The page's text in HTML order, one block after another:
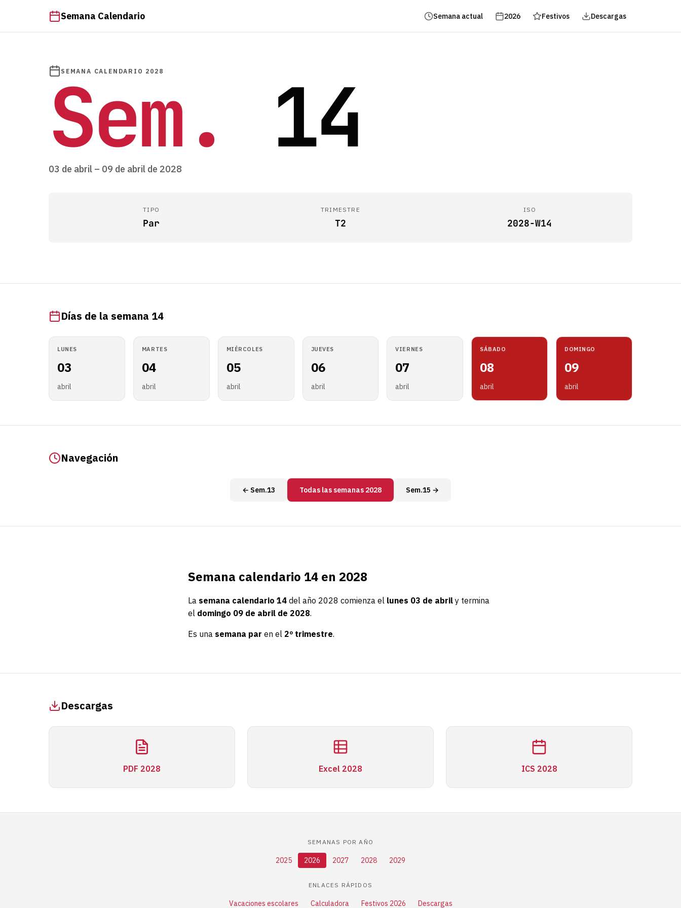
Semana Calendario Semana actual 2026 Festivos Descargas
SEMANA CALENDARIO 2028
Sem. 14
03 de abril – 09 de abril de 2028
TIPO
Par
TRIMESTRE
T2
ISO
2028-W14
Días de la semana 14
LUNES
03
abril
MARTES
04
abril
MIÉRCOLES
05
abril
JUEVES
06
abril
VIERNES
07
abril
SÁBADO
08
abril
DOMINGO
09
abril
Navegación
← Sem.13 Todas las semanas 2028 Sem.15 →
Semana calendario 14 en 2028
La semana calendario 14 del año 2028 comienza el lunes 03 de abril y termina
el domingo 09 de abril de 2028.
Es una semana par en el 2º trimestre.
Descargas
PDF 2028 Excel 2028 ICS 2028
SEMANAS POR AÑO
2025 2026 2027 2028 2029
ENLACES RÁPIDOS
Vacaciones escolares Calculadora Festivos 2026 Descargas